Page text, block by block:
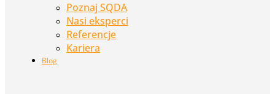
Poznaj SQDA
Nasi eksperci
Referencje
Kariera
Blog